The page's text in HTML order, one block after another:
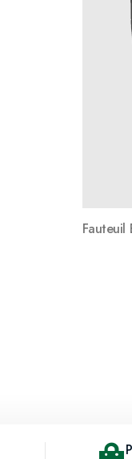
Fauteuil